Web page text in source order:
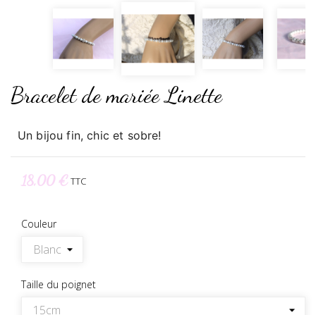
Bracelet de mariée Linette
Un bijou fin, chic et sobre!
18,00 €TTC
Couleur
Taille du poignet